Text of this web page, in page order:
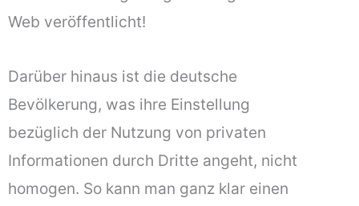
Web veröffentlicht!
Darüber hinaus ist die deutsche
Bevölkerung, was ihre Einstellung
bezüglich der Nutzung von privaten
Informationen durch Dritte angeht, nicht
homogen. So kann man ganz klar einen